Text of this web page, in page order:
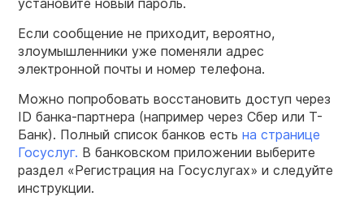
установите новый пароль.
Если сообщение не приходит, вероятно,
злоумышленники уже поменяли адрес
электронной почты и номер телефона.
Можно попробовать восстановить доступ через
ID банка-партнера (например через Сбер или Т-
Банк). Полный список банков есть на странице
Госуслуг. В банковском приложении выберите
раздел «Регистрация на Госуслугах» и следуйте
инструкции.